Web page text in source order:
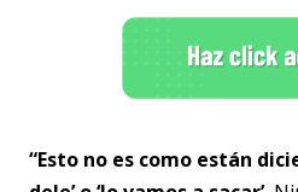
“Esto no es como están